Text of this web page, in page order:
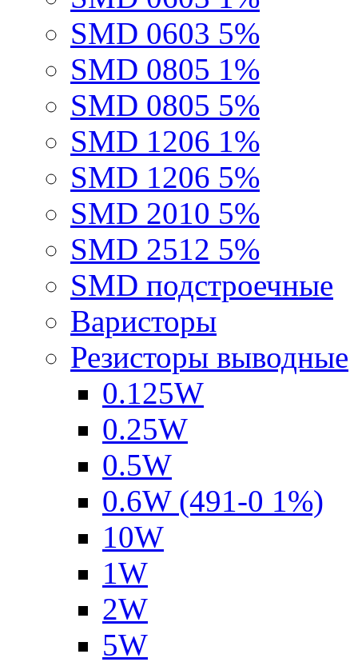
SMD 0603 5%
SMD 0805 1%
SMD 0805 5%
SMD 1206 1%
SMD 1206 5%
SMD 2010 5%
SMD 2512 5%
SMD подстроечные
Варисторы
Резисторы выводные
0.125W
0.25W
0.5W
0.6W (491-0 1%)
10W
1W
2W
5W